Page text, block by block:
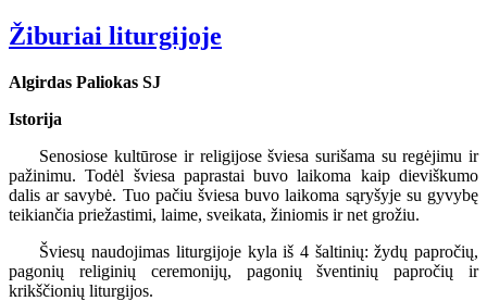
Žiburiai liturgijoje
Algirdas Paliokas SJ
Istorija
Senosiose kultūrose ir religijose šviesa surišama su regėjimu ir
pažinimu. Todėl šviesa paprastai buvo laikoma kaip dieviškumo
dalis ar savybė. Tuo pačiu šviesa buvo laikoma sąryšyje su gyvybę
teikiančia priežastimi, laime, sveikata, žiniomis ir net grožiu.
Šviesų naudojimas liturgijoje kyla iš 4 šaltinių: žydų papročių,
pagonių religinių ceremonijų, pagonių šventinių papročių ir
krikščionių liturgijos.